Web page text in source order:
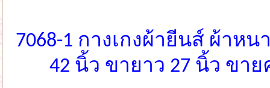
7068-1 กางเกงผ้ายีนส์ ผ้าหน
42 นิ้ว ขายาว 27 นิ้ว ขา